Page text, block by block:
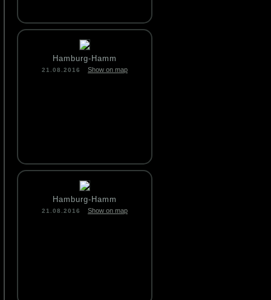
Hamburg-Hamm
21.08.2016 Show on map
Hamburg-Hamm
21.08.2016 Show on map